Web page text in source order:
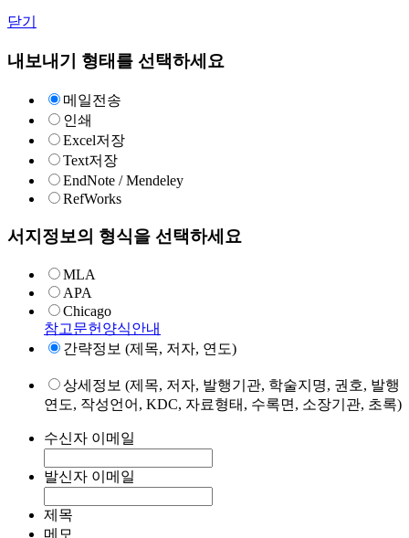
닫기
내보내기 형태를 선택하세요
메일전송
인쇄
Excel저장
Text저장
EndNote / Mendeley
RefWorks
서지정보의 형식을 선택하세요
MLA
APA
Chicago
참고문헌양식안내
간략정보 (제목, 저자, 연도)
상세정보 (제목, 저자, 발행기관, 학술지명, 권호, 발행
연도, 작성언어, KDC, 자료형태, 수록면, 소장기관, 초록)
수신자 이메일
발신자 이메일
제목
메모